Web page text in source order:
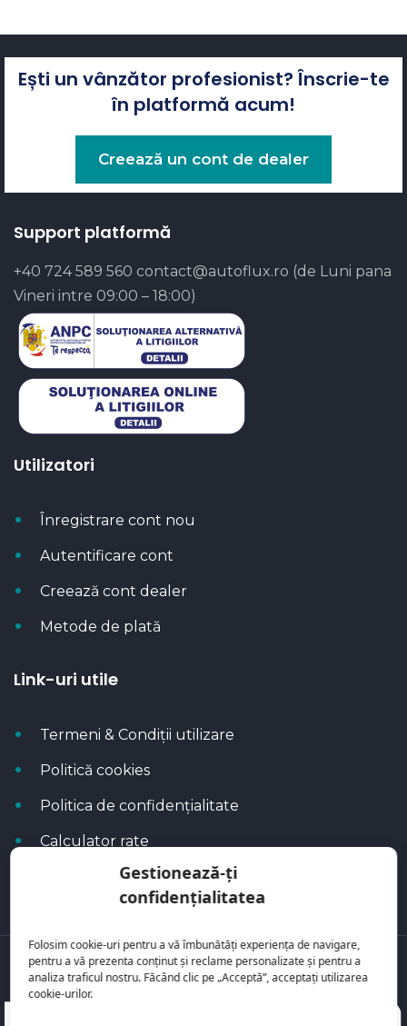
Gestionează-ți
confidențialitatea
Folosim cookie-uri pentru a vă îmbunătăți experiența de navigare,
pentru a vă prezenta conținut și reclame personalizate și pentru a
analiza traficul nostru. Făcând clic pe „Acceptă”, acceptați utilizarea
cookie-urilor.
Ești un vânzător profesionist? Înscrie-te
în platformă acum!
Creează un cont de dealer
Support platformă
+40 724 589 560 contact@autoflux.ro (de Luni pana
Vineri intre 09:00 – 18:00)
Utilizatori
Înregistrare cont nou
Autentificare cont
Creează cont dealer
Metode de plată
Link-uri utile
Termeni & Condiții utilizare
Politică cookies
Politica de confidențialitate
Calculator rate
Blog Autoflux
Toate mașinile se regăsesc peAutoFlux